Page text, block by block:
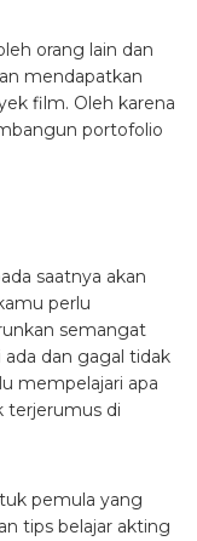
orang lain dan
mendapatkan
film. Oleh karena
portofolio
saatnya akan
perlu
semangat
dan gagal tidak
mempelajari apa
terjerumus di
pemula yang
tips belajar akting